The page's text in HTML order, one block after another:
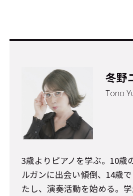
冬野
Tono
3歳よりピアノを学ぶ。10歳
ルガンに出会い傾倒、14歳
たし、演奏活動を始める。